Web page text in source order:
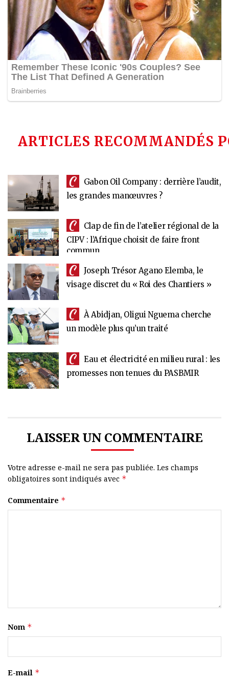
ARTICLES RECOMMANDÉS
Gabon Oil Company : derrière l’audit,
les grandes manœuvres ?
Clap de fin de l’atelier régional de la
CIPV : l’Afrique choisit de faire front
commun
Joseph Trésor Agano Elemba, le
visage discret du « Roi des Chantiers »
À Abidjan, Oligui Nguema cherche
un modèle plus qu’un traité
Eau et électricité en milieu rural : les
promesses non tenues du PASBMIR
LAISSER UN COMMENTAIRE
Votre adresse e-mail ne sera pas publiée. Les champs
obligatoires sont indiqués avec *
Commentaire *
Nom *
E-mail *